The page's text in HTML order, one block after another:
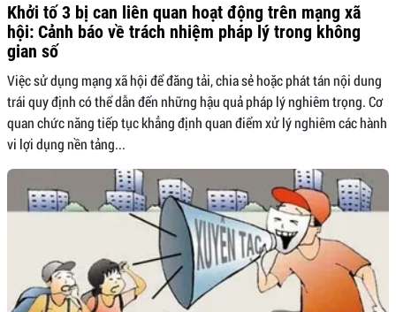
Khởi tố 3 bị can liên quan hoạt động trên mạng xã
hội: Cảnh báo về trách nhiệm pháp lý trong không
gian số
Việc sử dụng mạng xã hội để đăng tải, chia sẻ hoặc phát tán nội dung
trái quy định có thể dẫn đến những hậu quả pháp lý nghiêm trọng. Cơ
quan chức năng tiếp tục khẳng định quan điểm xử lý nghiêm các hành
vi lợi dụng nền tảng...